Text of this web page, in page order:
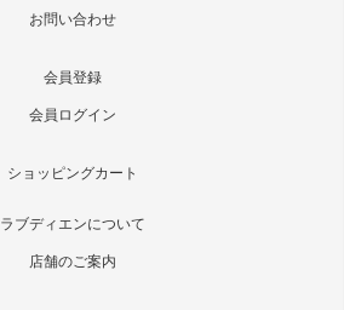
お問い合わせ
会員登録
会員ログイン
ショッピングカート
ラブディエンについて
店舗のご案内